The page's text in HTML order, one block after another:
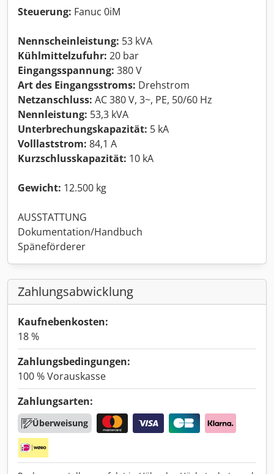
Steuerung: Fanuc 0iM
Nennscheinleistung: 53 kVA
Kühlmittelzufuhr: 20 bar
Eingangsspannung: 380 V
Art des Eingangsstroms: Drehstrom
Netzanschluss: AC 380 V, 3~, PE, 50/60 Hz
Nennleistung: 53,3 kVA
Unterbrechungskapazität: 5 kA
Volllaststrom: 84,1 A
Kurzschlusskapazität: 10 kA
Gewicht: 12.500 kg
AUSSTATTUNG
Dokumentation/Handbuch
Späneförderer
Zahlungsabwicklung
Kaufnebenkosten:
18 %
Zahlungsbedingungen:
100 % Vorauskasse
Zahlungsarten:
Überweisung